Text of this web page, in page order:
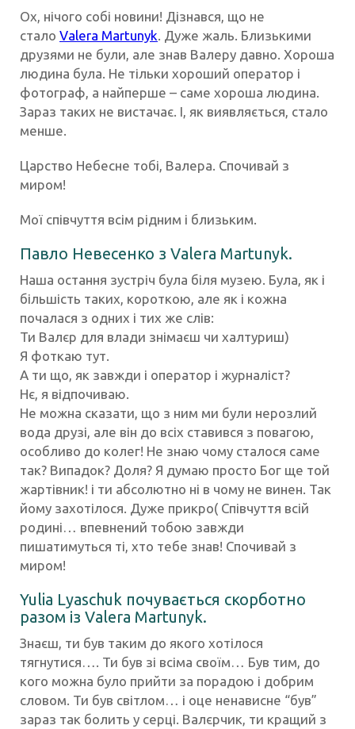
Ох, нічого собі новини! Дізнався, що не
стало Valera Martunyk . Дуже жаль. Близькими
друзями не були, але знав Валеру давно. Хороша
людина була. Не тільки хороший оператор і
фотограф, а найперше – саме хороша людина.
Зараз таких не вистачає. І, як виявляється, стало
менше.
Царство Небесне тобі, Валера. Спочивай з
миром!
Мої співчуття всім рідним і близьким.
Павло Невесенко з Valera Martunyk.
Наша остання зустріч була біля музею. Була, як і
більшість таких, короткою, але як і кожна
почалася з одних і тих же слів:
Ти Валєр для влади знімаєш чи халтуриш)
Я фоткаю тут.
А ти що, як завжди і оператор і журналіст?
Нє, я відпочиваю.
Не можна сказати, що з ним ми були нерозлий
вода друзі, але він до всіх ставився з повагою,
особливо до колег! Не знаю чому сталося саме
так? Випадок? Доля? Я думаю просто Бог ще той
жартівник! і ти абсолютно ні в чому не винен. Так
йому захотілося. Дуже прикро( Співчуття всій
родині… впевнений тобою завжди
пишатимуться ті, хто тебе знав! Спочивай з
миром!
Yulia Lyaschuk почувається скорботно
разом із Valera Martunyk.
Знаєш, ти був таким до якого хотілося
тягнутися…. Ти був зі всіма своїм… Був тим, до
кого можна було прийти за порадою і добрим
словом. Ти був світлом… і оце ненависне “був”
зараз так болить у серці. Валєрчик, ти кращий з